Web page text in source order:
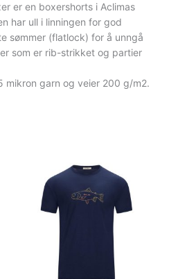
er en boxershorts i Aclimas
har ull i linningen for god
sømmer (flatlock) for å unngå
som er rib-strikket og partier
mikron garn og veier 200 g/m2.